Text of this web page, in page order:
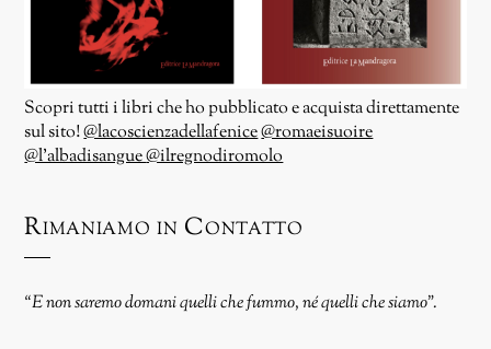
Scopri tutti i libri che ho pubblicato e acquista direttamente
sul sito!@lacoscienzadellafenice@romaeisuoire
@l’albadisangue@ilregnodiromolo
Rimaniamo in Contatto
“E non saremo domani quelli che fummo, né quelli che siamo”.